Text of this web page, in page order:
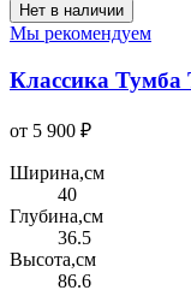
Нет в наличии
Мы рекомендуем
Классика
от 5 900 ₽
Ширина,см
40
Глубина,см
36.5
Высота,см
86.6